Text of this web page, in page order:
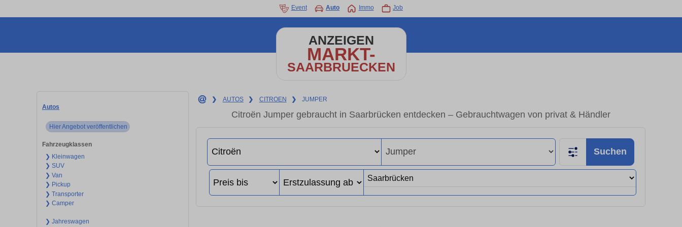
Event Auto Immo Job
ANZEIGEN
MARKT-
SAARBRUECKEN
Autos
Hier Angebot veröffentlichen
Fahrzeugklassen
❯ Kleinwagen
❯ SUV
❯ Van
❯ Pickup
❯ Transporter
❯ Camper
❯ Jahreswagen
❯ AUTOS ❯ CITROEN ❯ JUMPER
Citroën Jumper gebraucht in Saarbrücken entdecken – Gebrauchtwagen von privat & Händler
Suchen